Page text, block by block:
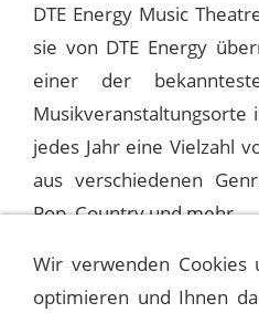
DTE Energy Music
sie von DTE Energy
einer der
jedes Jahr eine Vielzahl
aus verschiedenen
Pop, Country und mehr.
1978-08-28
Wir verwenden Cookies
optimieren und Ihnen